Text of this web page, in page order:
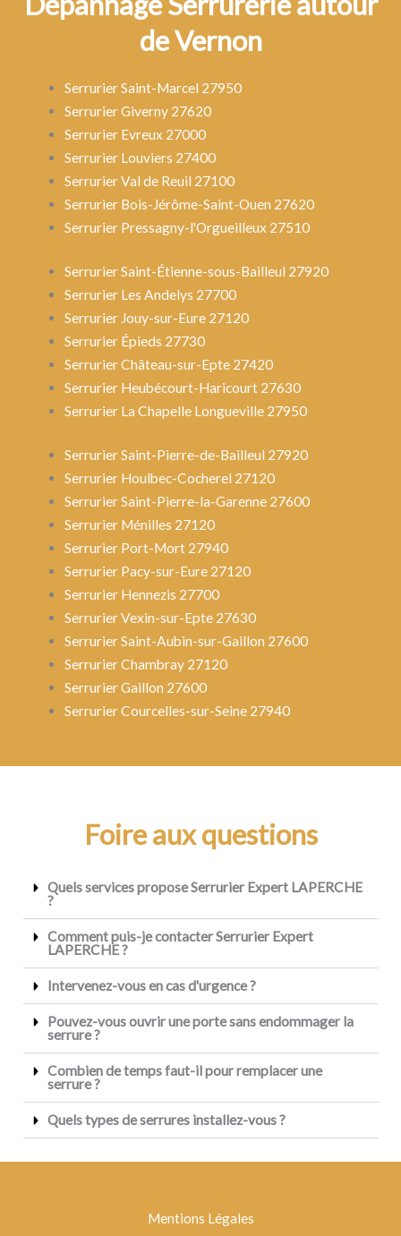
de Vernon
Serrurier Saint-Marcel 27950
Serrurier Giverny 27620
Serrurier Evreux 27000
Serrurier Louviers 27400
Serrurier Val de Reuil 27100
Serrurier Bois-Jérôme-Saint-Ouen 27620
Serrurier Pressagny-l'Orgueilleux 27510
Serrurier Saint-Étienne-sous-Bailleul 27920
Serrurier Les Andelys 27700
Serrurier Jouy-sur-Eure 27120
Serrurier Épieds 27730
Serrurier Château-sur-Epte 27420
Serrurier Heubécourt-Haricourt 27630
Serrurier La Chapelle Longueville 27950
Serrurier Saint-Pierre-de-Bailleul 27920
Serrurier Houlbec-Cocherel 27120
Serrurier Saint-Pierre-la-Garenne 27600
Serrurier Ménilles 27120
Serrurier Port-Mort 27940
Serrurier Pacy-sur-Eure 27120
Serrurier Hennezis 27700
Serrurier Vexin-sur-Epte 27630
Serrurier Saint-Aubin-sur-Gaillon 27600
Serrurier Chambray 27120
Serrurier Gaillon 27600
Serrurier Courcelles-sur-Seine 27940
Foire aux questions
Quels services propose Serrurier Expert LAPERCHE
?
Comment puis-je contacter Serrurier Expert
LAPERCHE ?
Intervenez-vous en cas d'urgence ?
Pouvez-vous ouvrir une porte sans endommager la
serrure ?
Combien de temps faut-il pour remplacer une
serrure ?
Quels types de serrures installez-vous ?
Mentions Légales